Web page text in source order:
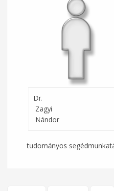
Dr.
Zagyi
Nándor
tudományos